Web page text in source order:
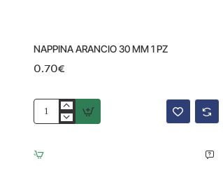
NAPPINA ARANCIO 30 MM 1 PZ
0.70€
NAPPINA
ARANCIO
MM
1